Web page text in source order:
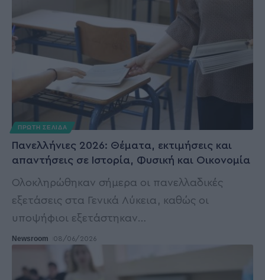
ΠΡΩΤΗ ΣΕΛΙΔΑ
Πανελλήνιες 2026: Θέματα, εκτιμήσεις και
απαντήσεις σε Ιστορία, Φυσική και Οικονομία
Ολοκληρώθηκαν σήμερα οι πανελλαδικές
εξετάσεις στα Γενικά Λύκεια, καθώς οι
υποψήφιοι εξετάστηκαν…
Newsroom 08/06/2026